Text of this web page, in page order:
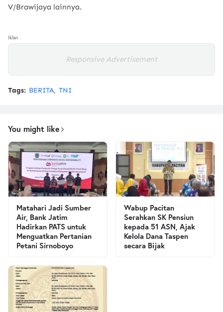
V/Brawijaya lainnya.
Iklan
Responsive Advertisement
Tags: BERITA TNI
You might like
Matahari Jadi Sumber
Air, Bank Jatim
Hadirkan PATS untuk
Menguatkan Pertanian
Petani Sirnoboyo
Wabup Pacitan
Serahkan SK Pensiun
kepada 51 ASN, Ajak
Kelola Dana Taspen
secara Bijak